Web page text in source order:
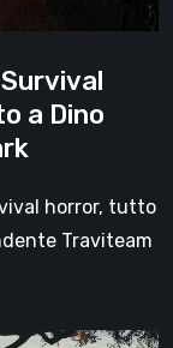
a Dino
horror, tutto
Traviteam